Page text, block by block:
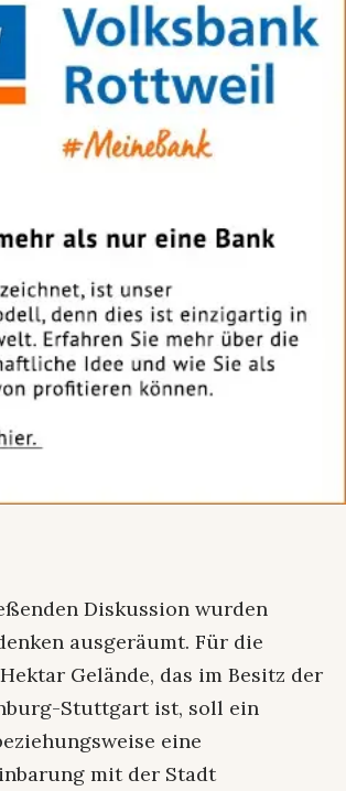
Diskussion wurden
ausgeräumt. Für die
Gelände, das im Besitz der
Stuttgart ist, soll ein
eine
mit der Stadt